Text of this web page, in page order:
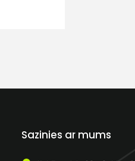
Sazinies ar mums